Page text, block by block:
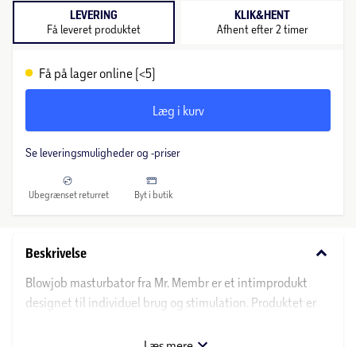
LEVERING
Få leveret produktet
KLIK&HENT
Afhent efter 2 timer
Få på lager online (<5)
Læg i kurv
Se leveringsmuligheder og -priser
Ubegrænset returret Byt i butik
Beskrivelse keyboard_arrow_down
Blowjob masturbator fra Mr. Membr er et intimprodukt
designet til individuel brug og stimulation. Produktet er
efterligner oral stimulering. Påfør en passende mængde